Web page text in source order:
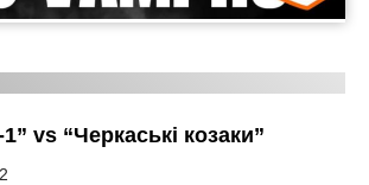
vs “Черкаські козаки”